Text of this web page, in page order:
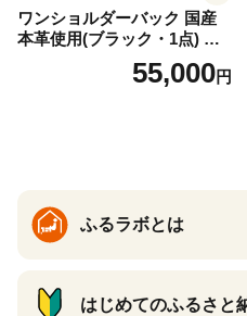
ワンショルダーバック 国産
本革使用(ブラック・1点) 鞄
バック バッグ カバン レザー
国産 日本製 牛革 黒 革 革製
55,000円
ふるラボとは
はじめてのふるさと